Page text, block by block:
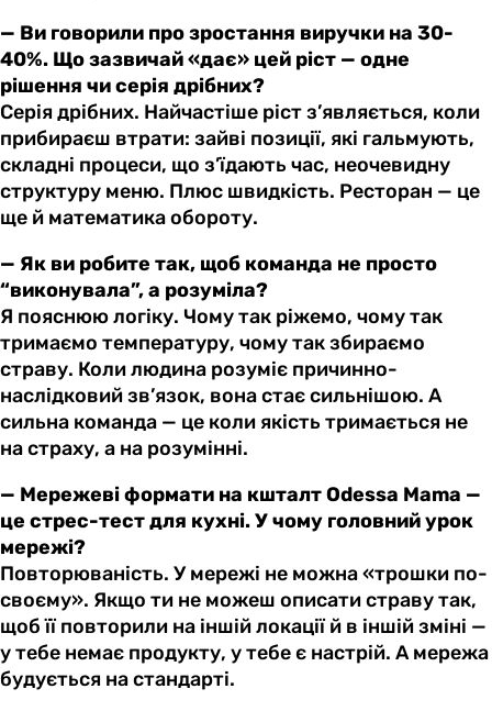
— Ви говорили про зростання виручки на 30-
40%. Що зазвичай «дає» цей ріст — одне
рішення чи серія дрібних?
Серія дрібних. Найчастіше ріст з’являється, коли
прибираєш втрати: зайві позиції, які гальмують,
складні процеси, що з’їдають час, неочевидну
структуру меню. Плюс швидкість. Ресторан — це
ще й математика обороту.
— Як ви робите так, щоб команда не просто
“виконувала”, а розуміла?
Я пояснюю логіку. Чому так ріжемо, чому так
тримаємо температуру, чому так збираємо
страву. Коли людина розуміє причинно-
наслідковий зв’язок, вона стає сильнішою. А
сильна команда — це коли якість тримається не
на страху, а на розумінні.
— Мережеві формати на кшталт Odessa Mama —
це стрес-тест для кухні. У чому головний урок
мережі?
Повторюваність. У мережі не можна «трошки по-
своєму». Якщо ти не можеш описати страву так,
щоб її повторили на іншій локації й в іншій зміні —
у тебе немає продукту, у тебе є настрій. А мережа
будується на стандарті.